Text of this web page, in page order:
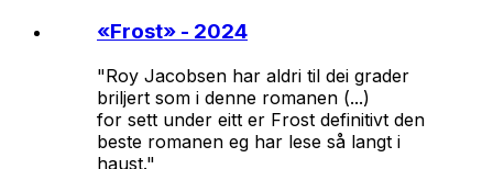
«Frost» - 2024
"Roy Jacobsen har aldri til dei grader
briljert som i denne romanen (...)
for sett under eitt er Frost definitivt den
beste romanen eg har lese så langt i
haust."